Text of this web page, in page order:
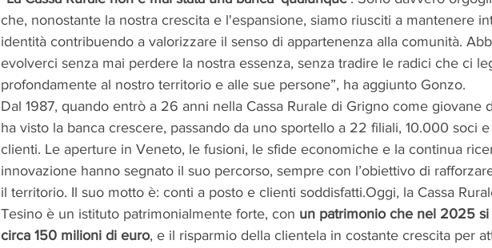
che, nonostante la nostra crescita e l'espansione, siamo riusciti a mantenere
identità contribuendo a valorizzare il senso di appartenenza alla comunità.
evolverci senza mai perdere la nostra essenza, senza tradire le radici che ci
profondamente al nostro territorio e alle sue persone”, ha aggiunto Gonzo.
Dal 1987, quando entrò a 26 anni nella Cassa Rurale di Grigno come giovane
ha visto la banca crescere, passando da uno sportello a 22 filiali, 10.000 soci
clienti. Le aperture in Veneto, le fusioni, le sfide economiche e la continua
innovazione hanno segnato il suo percorso, sempre con l’obiettivo di
il territorio. Il suo motto è: conti a posto e clienti soddisfatti.Oggi, la Cassa
Tesino è un istituto patrimonialmente forte, con un patrimonio che nel 2025
circa 150 milioni di euro, e il risparmio della clientela in costante crescita per